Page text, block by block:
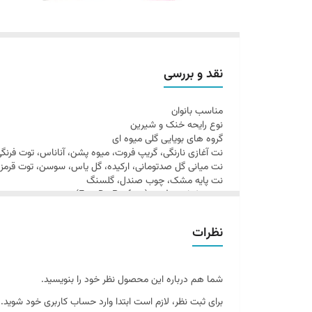
نقد و بررسی
مناسب بانوان
نوع رایحه خنک و شیرین
گروه های بویایی گلی میوه ای
نت آغازی نارنگی، گریپ فروت، میوه پشن، آناناس، توت
نت میانی گل صدتومانی، ارکیده، گل یاس، سوسن، توت قرمز
نت پایه مشک، چوب صندل، گلسنگ
نوع عطر ادو پرفیوم (Eau De Parfum)
نظرات
شما هم درباره این محصول نظر خود را بنویسید.
برای ثبت نظر، لازم است ابتدا وارد حساب کاربری خود شوید.